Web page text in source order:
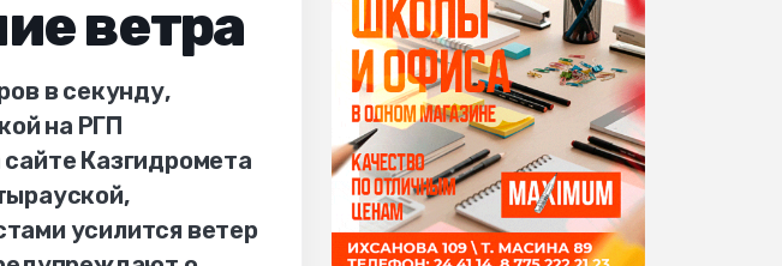
ветра
в секунду,
на РГП
Казгидромета
усилится ветер